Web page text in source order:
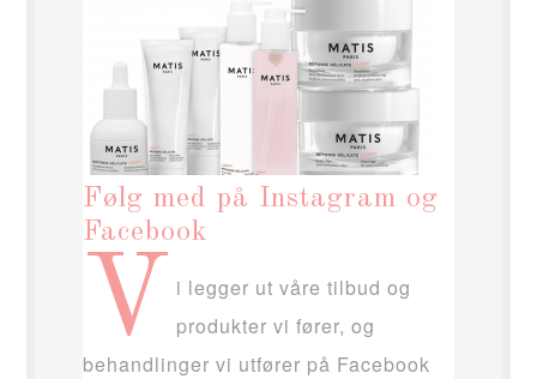
Følg med på Instagram og
Facebook
V
i legger ut våre tilbud og
produkter vi fører, og
behandlinger vi utfører på Facebook